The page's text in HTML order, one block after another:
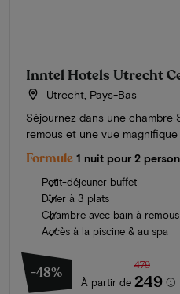
Inntel Hotels Utrecht
Utrecht, Pays-Bas
Séjournez dans une chambre
remous et une vue
Formule 1 nuit pour 2
Petit-déjeuner buffet
Dîner à 3 plats
Chambre avec bain à remous
Accès à la piscine & au spa
-48%
À partir de
479
249